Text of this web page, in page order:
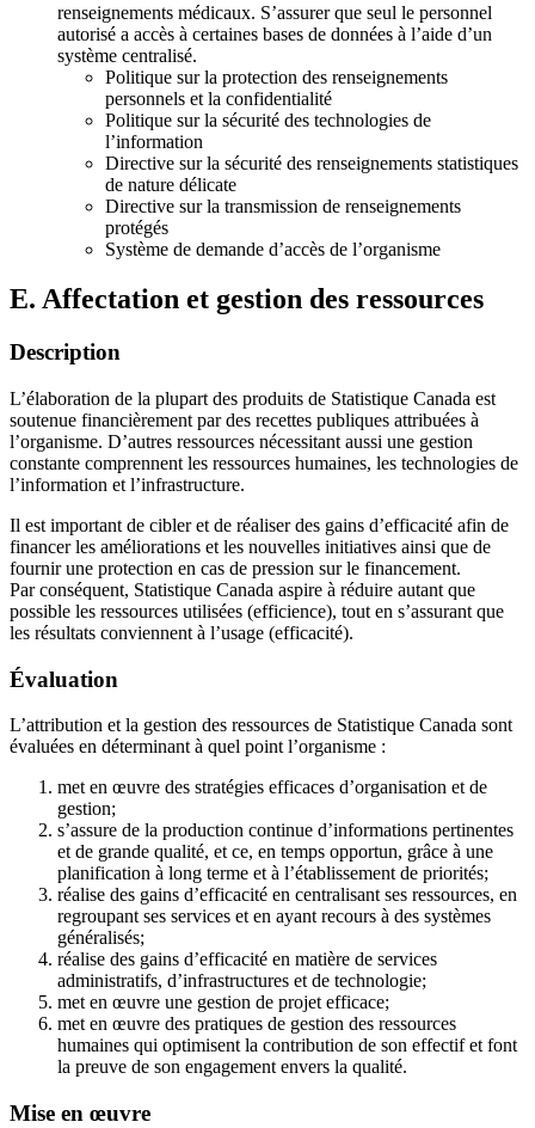
renseignements médicaux. S’assurer que seul le personnel
autorisé a accès à certaines bases de données à l’aide d’un
système centralisé.
Politique sur la protection des renseignements
personnels et la confidentialité
Politique sur la sécurité des technologies de
l’information
Directive sur la sécurité des renseignements statistiques
de nature délicate
Directive sur la transmission de renseignements
protégés
Système de demande d’accès de l’organisme
E. Affectation et gestion des ressources
Description
L’élaboration de la plupart des produits de Statistique Canada est
soutenue financièrement par des recettes publiques attribuées à
l’organisme. D’autres ressources nécessitant aussi une gestion
constante comprennent les ressources humaines, les technologies de
l’information et l’infrastructure.
Il est important de cibler et de réaliser des gains d’efficacité afin de
financer les améliorations et les nouvelles initiatives ainsi que de
fournir une protection en cas de pression sur le financement.
Par conséquent, Statistique Canada aspire à réduire autant que
possible les ressources utilisées (efficience), tout en s’assurant que
les résultats conviennent à l’usage (efficacité).
Évaluation
L’attribution et la gestion des ressources de Statistique Canada sont
évaluées en déterminant à quel point l’organisme :
met en œuvre des stratégies efficaces d’organisation et de
gestion;
s’assure de la production continue d’informations pertinentes
et de grande qualité, et ce, en temps opportun, grâce à une
planification à long terme et à l’établissement de priorités;
réalise des gains d’efficacité en centralisant ses ressources, en
regroupant ses services et en ayant recours à des systèmes
généralisés;
réalise des gains d’efficacité en matière de services
administratifs, d’infrastructures et de technologie;
met en œuvre une gestion de projet efficace;
met en œuvre des pratiques de gestion des ressources
humaines qui optimisent la contribution de son effectif et font
la preuve de son engagement envers la qualité.
Mise en œuvre